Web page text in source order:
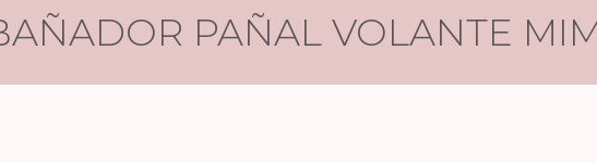
PAÑAL VOLANTE